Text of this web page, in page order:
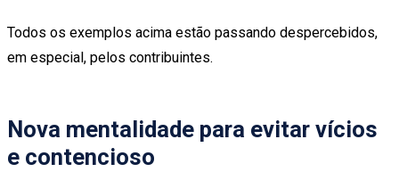
Todos os exemplos acima estão passando despercebidos,
em especial, pelos contribuintes.
Nova mentalidade para evitar vícios
e contencioso